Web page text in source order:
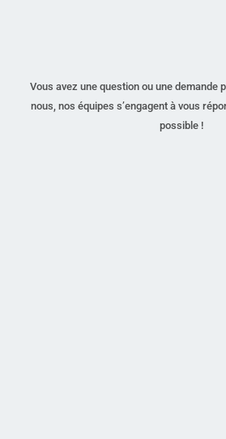
Vous avez une question ou une demande
nous, nos équipes s’engagent à vous
possible !